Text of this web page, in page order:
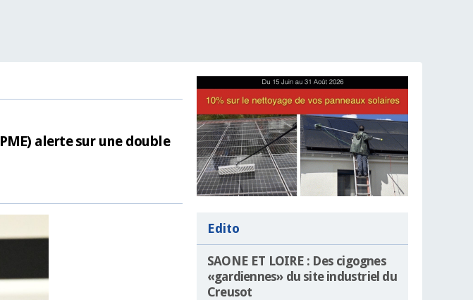
alerte sur une double
Edito
SAONE ET LOIRE : Des cigognes
«gardiennes» du site industriel du
Creusot